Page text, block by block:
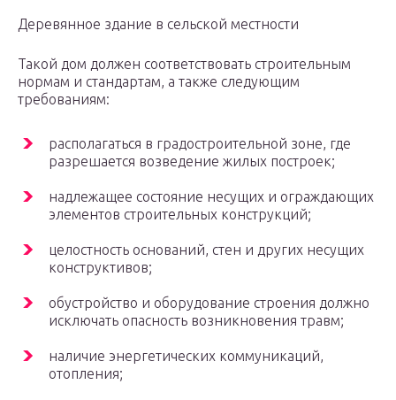
Деревянное здание в сельской местности
Такой дом должен соответствовать строительным
нормам и стандартам, а также следующим
требованиям:
располагаться в градостроительной зоне, где
разрешается возведение жилых построек;
надлежащее состояние несущих и ограждающих
элементов строительных конструкций;
целостность оснований, стен и других несущих
конструктивов;
обустройство и оборудование строения должно
исключать опасность возникновения травм;
наличие энергетических коммуникаций,
отопления;